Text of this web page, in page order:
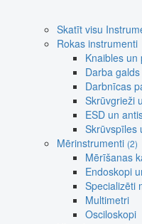
Skatīt visu
Rokas instrumenti
Knaibles un
Darba
Darbnīcas
Skrūvgrieži
ESD un
Skrūvspīles
Mērinstrumenti (2)
Mērīšanas
Endoskopi
Specializēti
Multimetri
Osciloskopi